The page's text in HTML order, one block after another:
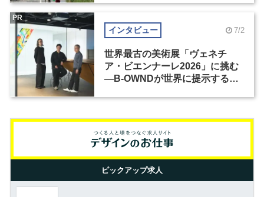
インタビュー 7/2
世界最古の美術展「ヴェネチ
ア・ビエンナーレ2026」に挑む
―B-OWNDが世界に提示する美
PR
ピックアップ求人